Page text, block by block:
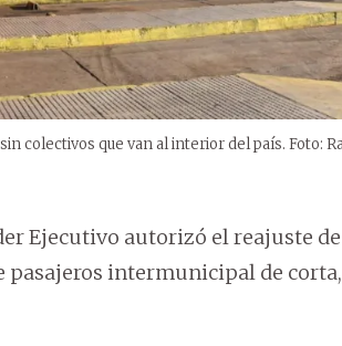
colectivos que van al interior del país. Foto:
Ejecutivo autorizó el reajuste
intermunicipal de